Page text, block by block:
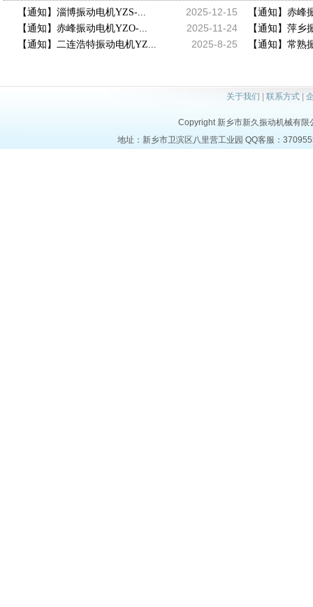
2025-12-15
【通知】淄博振动电机YZS-... 【通知】赤峰
2025-11-24
【通知】赤峰振动电机YZO-... 【通知】萍乡
2025-8-25
【通知】二连浩特振动电机YZ... 【通知】常熟
关于我们 联系方式|
Copyright 新乡市新久振动机械有
地址：新乡市卫滨区八里营工业园 QQ客服：